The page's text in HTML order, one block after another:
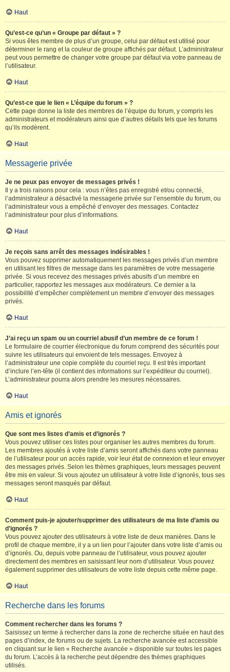
Haut
Qu’est-ce qu’un « Groupe par défaut » ?
Si vous êtes membre de plus d’un groupe, celui par défaut est utilisé pour
déterminer le rang et la couleur de groupe affichés par défaut. L’administrateur
peut vous permettre de changer votre groupe par défaut via votre panneau de
l’utilisateur.
Haut
Qu’est-ce que le lien « L’équipe du forum » ?
Cette page donne la liste des membres de l’équipe du forum, y compris les
administrateurs et modérateurs ainsi que d’autres détails tels que les forums
qu’ils modèrent.
Haut
Messagerie privée
Je ne peux pas envoyer de messages privés !
Il y a trois raisons pour cela : vous n’êtes pas enregistré et/ou connecté,
l’administrateur a désactivé la messagerie privée sur l’ensemble du forum, ou
l’administrateur vous a empêché d’envoyer des messages. Contactez
l’administrateur pour plus d’informations.
Haut
Je reçois sans arrêt des messages indésirables !
Vous pouvez supprimer automatiquement les messages privés d’un membre
en utilisant les filtres de message dans les paramètres de votre messagerie
privée. Si vous recevez des messages privés abusifs d’un membre en
particulier, rapportez les messages aux modérateurs. Ce dernier a la
possibilité d’empêcher complètement un membre d’envoyer des messages
privés.
Haut
J’ai reçu un spam ou un courriel abusif d’un membre de ce forum !
Le formulaire de courrier électronique du forum comprend des sécurités pour
suivre les utilisateurs qui envoient de tels messages. Envoyez à
l’administrateur une copie complète du courriel reçu. Il est très important
d’inclure l’en-tête (il contient des informations sur l’expéditeur du courriel).
L’administrateur pourra alors prendre les mesures nécessaires.
Haut
Amis et ignorés
Que sont mes listes d’amis et d’ignorés ?
Vous pouvez utiliser ces listes pour organiser les autres membres du forum.
Les membres ajoutés à votre liste d’amis seront affichés dans votre panneau
de l’utilisateur pour un accès rapide, voir leur état de connexion et leur envoyer
des messages privés. Selon les thèmes graphiques, leurs messages peuvent
être mis en valeur. Si vous ajoutez un utilisateur à votre liste d’ignorés, tous ses
messages seront masqués par défaut.
Haut
Comment puis-je ajouter/supprimer des utilisateurs de ma liste d’amis ou
d’ignorés ?
Vous pouvez ajouter des utilisateurs à votre liste de deux manières. Dans le
profil de chaque membre, il y a un lien pour l’ajouter dans votre liste d’amis ou
d’ignorés. Ou, depuis votre panneau de l’utilisateur, vous pouvez ajouter
directement des membres en saisissant leur nom d’utilisateur. Vous pouvez
également supprimer des utilisateurs de votre liste depuis cette même page.
Haut
Recherche dans les forums
Comment rechercher dans les forums ?
Saisissez un terme à rechercher dans la zone de recherche située en haut des
pages d’index, de forums ou de sujets. La recherche avancée est accessible
en cliquant sur le lien « Recherche avancée » disponible sur toutes les pages
du forum. L’accès à la recherche peut dépendre des thèmes graphiques
utilisés.